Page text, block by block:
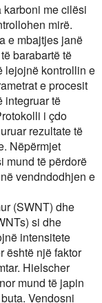
karboni me cilësi
mirë.
e mbajtjes janë
barabartë të
lejojnë kontrollin e
e procesit
integruar të
i çdo
rezultate të
Nëpërmjet
mund të përdorë
vendndodhjen e
(SWNT) dhe
si dhe
intensitete
është një faktor
Hielscher
mund të japin
Vendosni